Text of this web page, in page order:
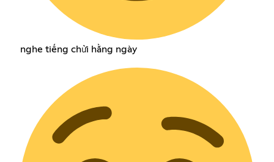
nghe tiếng chửi hằng ngày